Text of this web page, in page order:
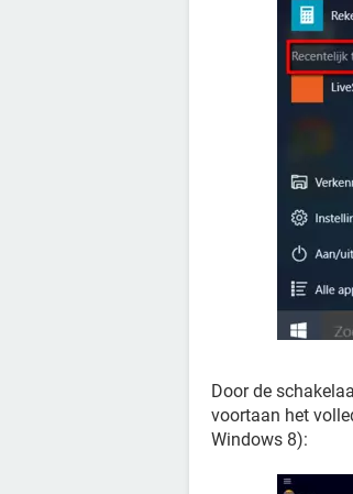
Door de
voortaan het
Windows 8):